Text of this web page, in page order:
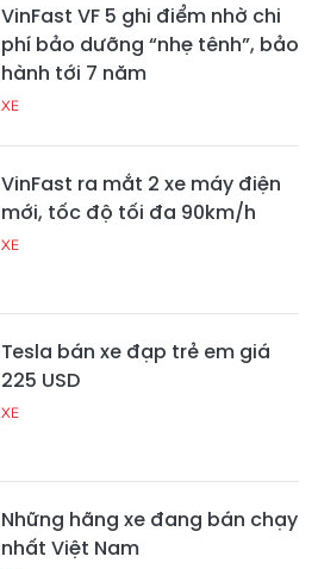
VinFast VF 5 ghi điểm nhờ chi
phí bảo dưỡng “nhẹ tênh”, bảo
hành tới 7 năm
XE
VinFast ra mắt 2 xe máy điện
mới, tốc độ tối đa 90km/h
XE
Tesla bán xe đạp trẻ em giá
225 USD
XE
Những hãng xe đang bán chạy
nhất Việt Nam